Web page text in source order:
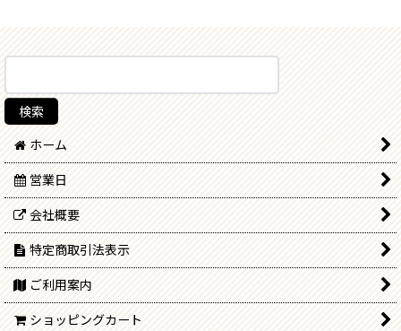
ホーム
営業日
会社概要
特定商取引法表示
ご利用案内
ショッピングカート